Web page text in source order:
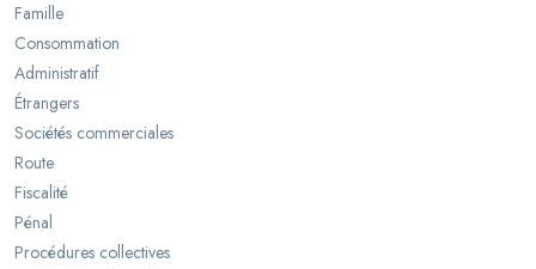
Famille
Consommation
Administratif
Étrangers
Sociétés commerciales
Route
Fiscalité
Pénal
Procédures collectives